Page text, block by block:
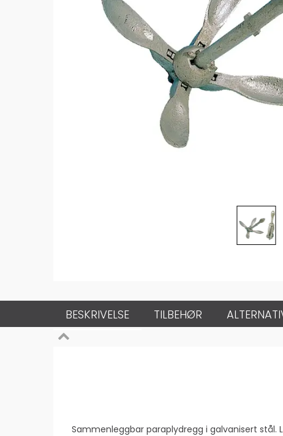
BESKRIVELSE TILBEHØR
Sammenleggbar paraplydregg i galvanisert stål.